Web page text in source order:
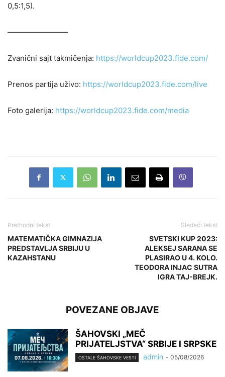
0,5:1,5).
————————
Zvanični sajt takmičenja: https://worldcup2023.fide.com/
Prenos partija uživo: https://worldcup2023.fide.com/live
Foto galerija: https://worldcup2023.fide.com/media
Prethodni tekst
MATEMATIČKA GIMNAZIJA
PREDSTAVLJA SRBIJU U
KAZAHSTANU
Sledeći tekst
SVETSKI KUP 2023:
ALEKSEJ SARANA SE
PLASIRAO U 4. KOLO.
TEODORA INJAC SUTRA
IGRA TAJ-BREJK.
POVEZANE OBJAVE
ŠAHOVSKI „MEČ
PRIJATELJSTVA“ SRBIJE I SRPSKE
OSTALE ŠAHOVSKE VESTI admin - 05/08/2026